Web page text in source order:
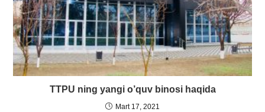
TTPU ning yangi o’quv binosi haqida
Mart 17, 2021